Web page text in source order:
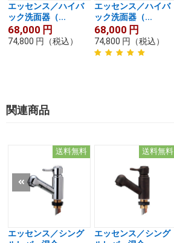
エッセンス／ハイバ
ック洗面器（...
68,000 円
74,800 円 （税込）
エッセンス／ハイバ
ック洗面器（...
68,000 円
74,800 円 （税込）
関連商品
送料無料
エッセンス／シング
送料無料
エッセンス／シング